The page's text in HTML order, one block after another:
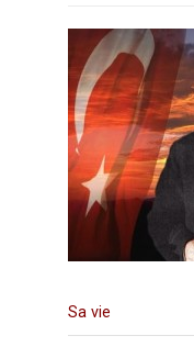
Sa vie